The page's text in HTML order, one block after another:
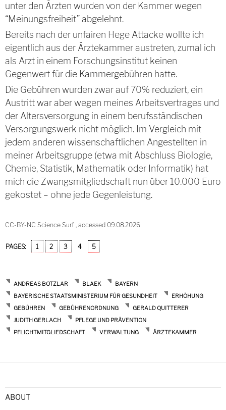
unter den Ärzten wurden von der Kammer wegen
“Meinungsfreiheit” abgelehnt.
Bereits nach der unfairen Hege Attacke wollte ich
eigentlich aus der Ärztekammer austreten, zumal ich
als Arzt in einem Forschungsinstitut keinen
Gegenwert für die Kammergebühren hatte.
Die Gebühren wurden zwar auf 70% reduziert, ein
Austritt war aber wegen meines Arbeitsvertrages und
der Altersversorgung in einem berufsständischen
Versorgungswerk nicht möglich. Im Vergleich mit
jedem anderen wissenschaftlichen Angestellten in
meiner Arbeitsgruppe (etwa mit Abschluss Biologie,
Chemie, Statistik, Mathematik oder Informatik) hat
mich die Zwangsmitgliedschaft nun über 10.000 Euro
gekostet – ohne jede Gegenleistung.
CC-BY-NC Science Surf , accessed 09.08.2026
PAGES: 1 2 3 4 5
ANDREAS BOTZLAR BLAEK
BAYERN
BAYE­RISCHE STAATS­MI­NIS­TERIUM FÜR GESUNDHEIT
ERHÖHUNG
GEBÜHREN
GEBÜHRENORDNUNG
GERALD QUITTERER
JUDITH GERLACH
PFLEGE UND PRÄVENTION
PFLICHTMITGLIEDSCHAFT
VERWALTUNG ÄRZTEKAMMER
navigation
ABOUT